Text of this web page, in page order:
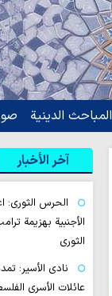
المباحث الدينية
آخر الأخبار
الحرس الثوري:
الأجنبية بهزيمة
الثوري
نادي الأسير:
عائلات الأسرى